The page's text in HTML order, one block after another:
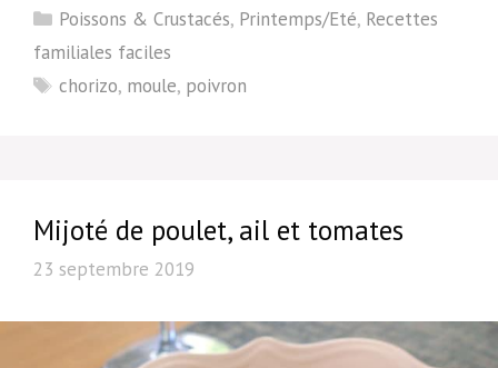
ответственной процедуре. Рекомендации и
подробные инструкции доступны по этой ссылке:
https://zarubezhnye-kazino.com/zapret-na-azartnye-
привычек.
Catégories
Poissons & Crustacés, Printemps/Eté, Recettes
familiales faciles
Étiquettes
chorizo, moule, poivron
Mijoté de poulet, ail et tomates
23 septembre 2019